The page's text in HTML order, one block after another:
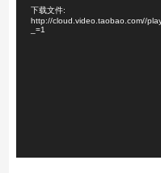
下载文件:
http://cloud.video.taobao.com//
_=1